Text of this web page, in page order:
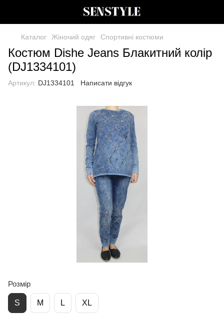
Каталог Жіночий одяг Спортивні костюми
Костюм Dishe Jeans Блакитний колір
(DJ1334101)
Артикул: DJ1334101 Написати відгук
Розмір
S M L XL